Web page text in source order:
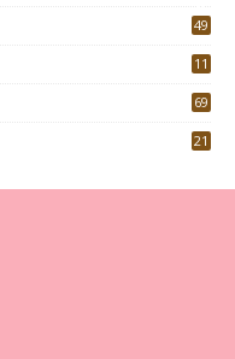
49
11
69
21